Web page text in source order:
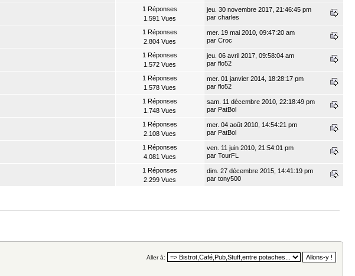
1 Réponses
1.591 Vues
jeu. 30 novembre 2017, 21:46:45 pm
par charles
1 Réponses
2.804 Vues
mer. 19 mai 2010, 09:47:20 am
par Croc
1 Réponses
1.572 Vues
jeu. 06 avril 2017, 09:58:04 am
par flo52
1 Réponses
1.578 Vues
mer. 01 janvier 2014, 18:28:17 pm
par flo52
1 Réponses
1.748 Vues
sam. 11 décembre 2010, 22:18:49 pm
par PatBol
1 Réponses
2.108 Vues
mer. 04 août 2010, 14:54:21 pm
par PatBol
1 Réponses
4.081 Vues
ven. 11 juin 2010, 21:54:01 pm
par TourFL
1 Réponses
2.299 Vues
dim. 27 décembre 2015, 14:41:19 pm
par tony500
Aller à: